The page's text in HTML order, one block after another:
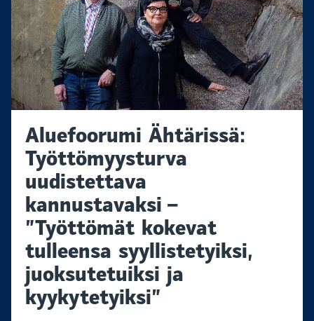
Aluefoorumi Ähtärissä:
Työttömyysturva
uudistettava
kannustavaksi –
”Työttömät kokevat
tulleensa syyllistetyiksi,
juoksutetuiksi ja
kyykytetyiksi”